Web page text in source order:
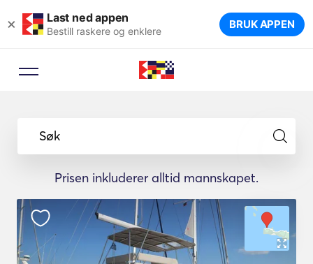
× Last ned appen
Bestill raskere og enklere BRUK APPEN
Søk
Prisen inkluderer alltid mannskapet.